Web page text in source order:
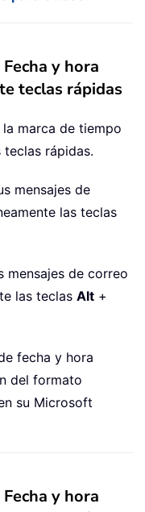
y hora
teclas rápidas
marca de tiempo
rápidas.
mensajes de
las teclas
mensajes de correo
las teclas Alt +
fecha y hora
del formato
su Microsoft
y hora